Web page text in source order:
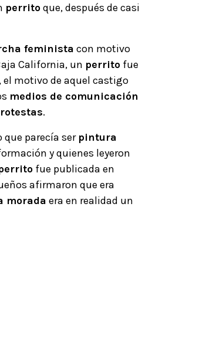
perritoque, después de casi
feminista con motivo
California, un perrito fue
, el motivo de aquel castigo
medios de comunicación
.
que parecía ser pintura
y quienes leyeron
fue publicada en
afirmaron que era
morada era en realidad un